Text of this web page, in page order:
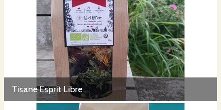
Tisane Esprit Libre